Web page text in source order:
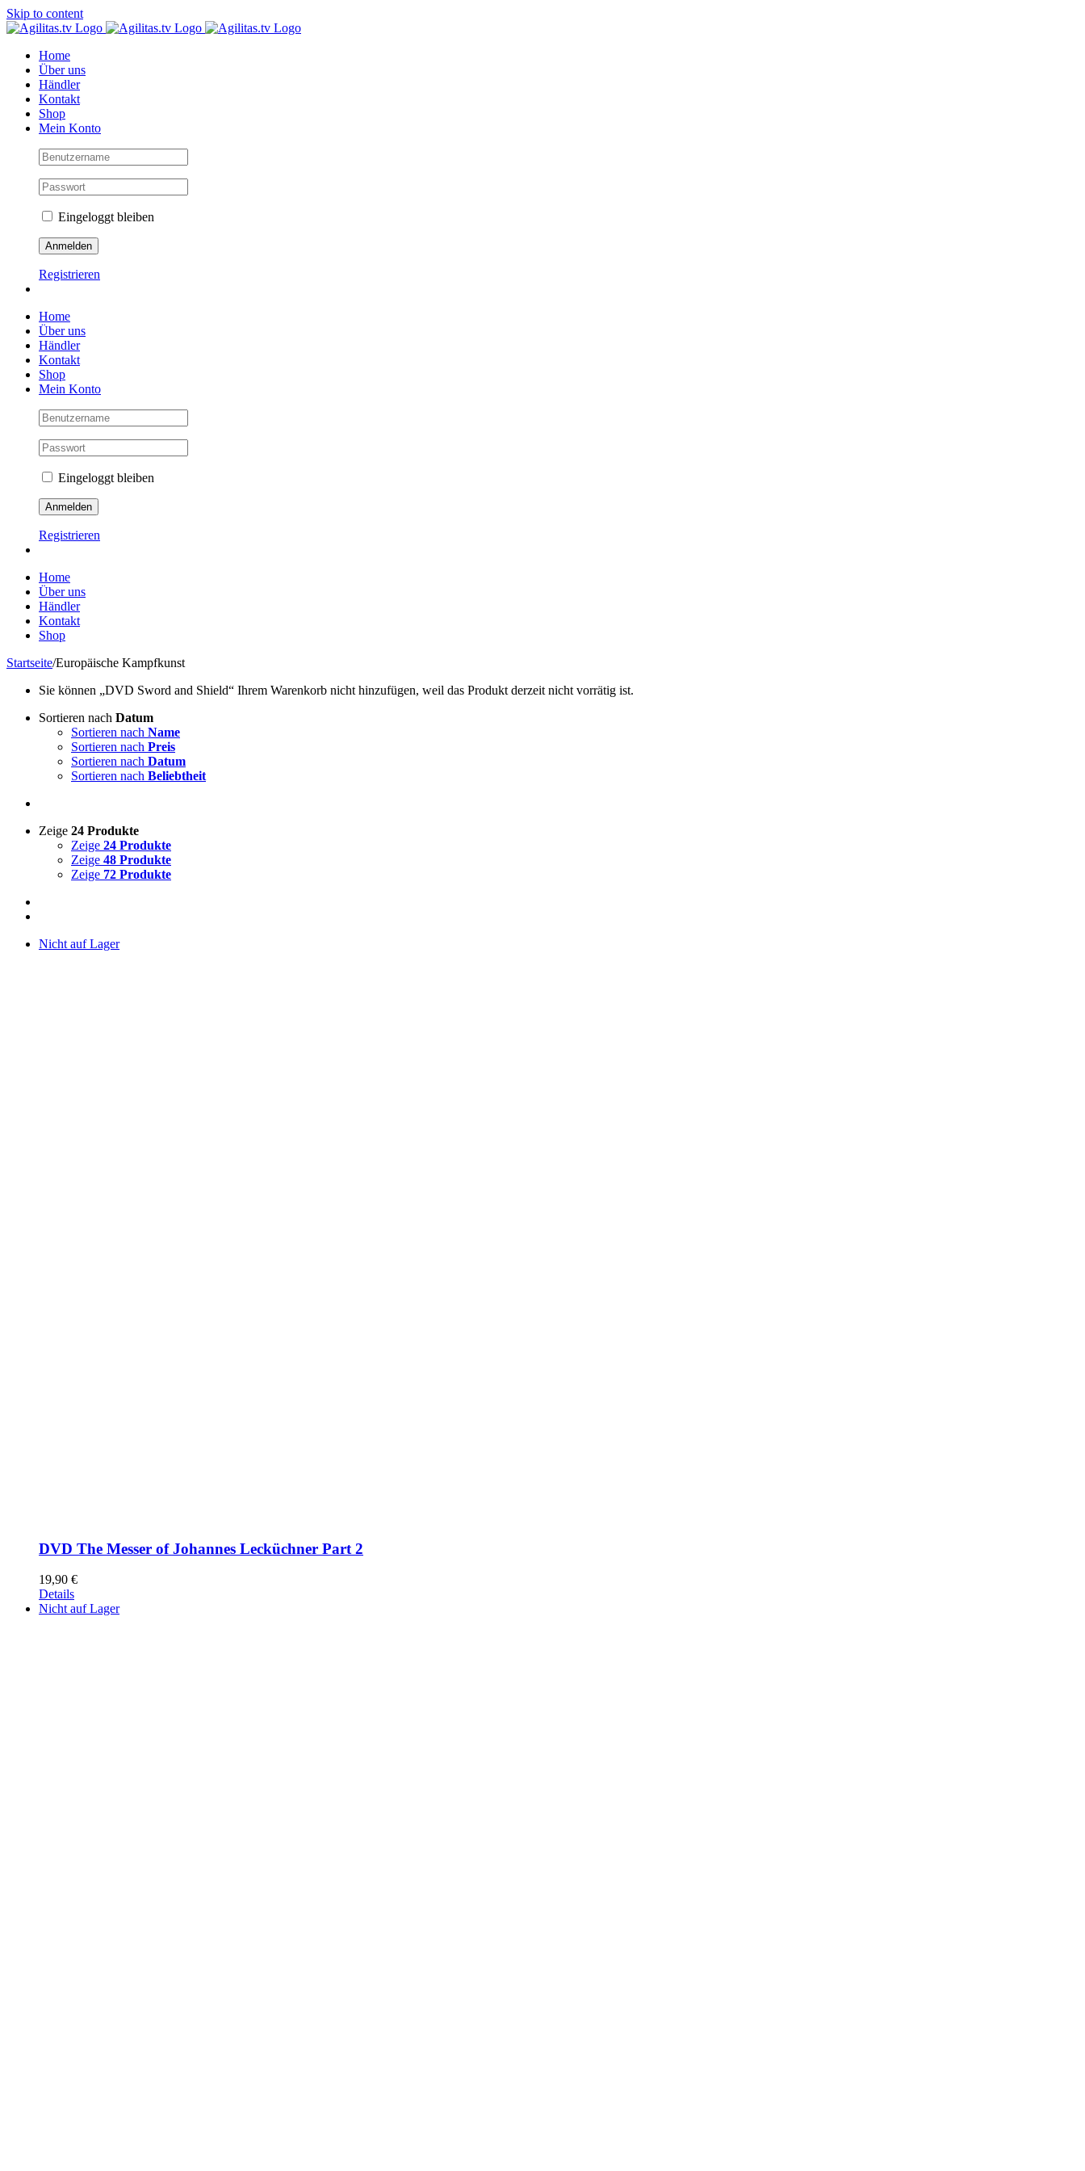
Skip to content
Home
Über uns
Händler
Kontakt
Shop
Mein Konto
Eingeloggt bleiben
Registrieren
Home
Über uns
Händler
Kontakt
Shop
Mein Konto
Eingeloggt bleiben
Registrieren
Home
Über uns
Händler
Kontakt
Shop
Startseite/Europäische Kampfkunst
Sie können „DVD Sword and Shield“ Ihrem Warenkorb nicht hinzufügen, weil das Produkt derzeit nicht vorrätig ist.
Sortieren nach Datum
Sortieren nach Name
Sortieren nach Preis
Sortieren nach Datum
Sortieren nach Beliebtheit
Zeige 24 Produkte
Zeige 24 Produkte
Zeige 48 Produkte
Zeige 72 Produkte
Nicht auf Lager
DVD The Messer of Johannes Lecküchner Part 2
19,90 €
Details
Nicht auf Lager